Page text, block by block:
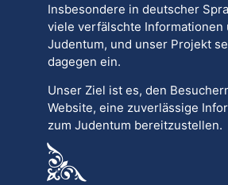
Insbesondere in deutscher
viele verfälschte Informationen
Judentum, und unser Projekt
dagegen ein.
Unser Ziel ist es, den
Website, eine zuverlässige
zum Judentum bereitzustellen.